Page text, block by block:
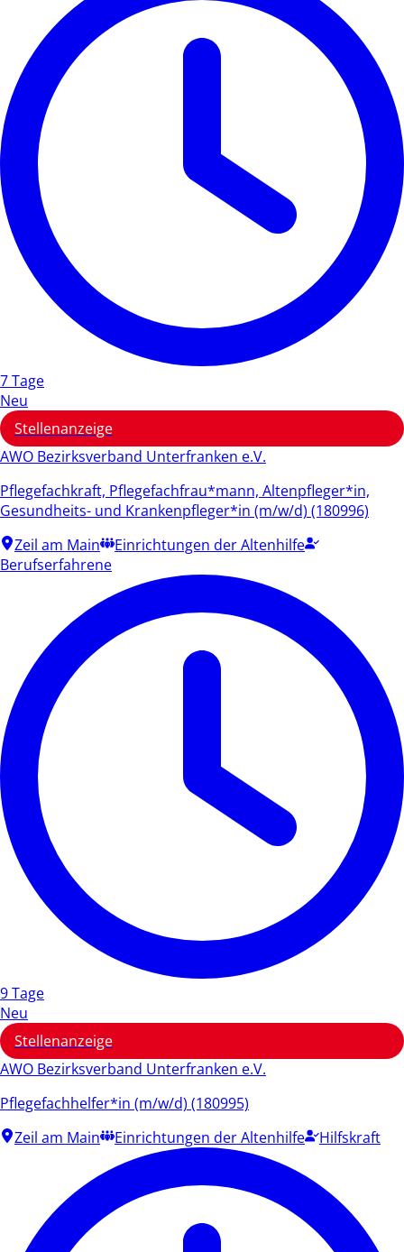
7 Tage
Neu
Stellenanzeige
AWO Bezirksverband Unterfranken e.V.
Pflegefachkraft, Pflegefachfrau*mann, Altenpfleger*in,
Gesundheits- und Krankenpfleger*in (m/w/d) (180996)
Zeil am Main
Einrichtungen der Altenhilfe
Berufserfahrene
9 Tage
Neu
Stellenanzeige
AWO Bezirksverband Unterfranken e.V.
Pflegefachhelfer*in (m/w/d) (180995)
Zeil am Main
Einrichtungen der Altenhilfe Hilfskraft